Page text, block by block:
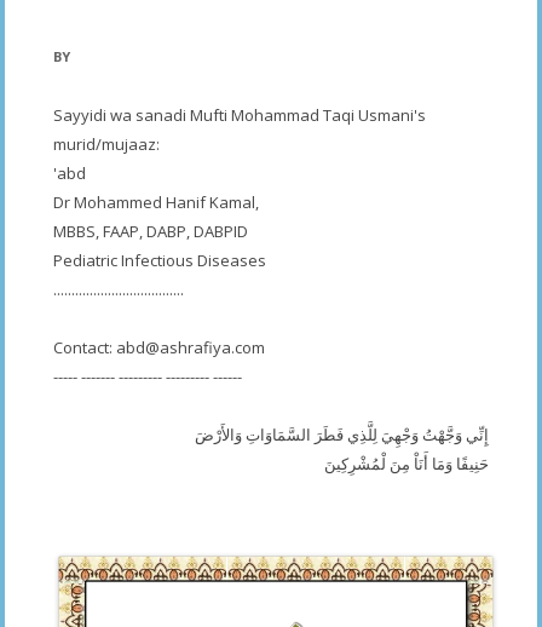
BY
Sayyidi wa sanadi Mufti Mohammad Taqi Usmani's
murid/mujaaz:
'abd
Dr Mohammed Hanif Kamal,
MBBS, FAAP, DABP, DABPID
Pediatric Infectious Diseases
....................................
Contact: abd@ashrafiya.com
----- ------- --------- --------- ------
إِنِّي وَجَّهْتُ وَجْهِيَ لِلَّذِي فَطَرَ السَّمَاوَاتِ وَالأَرْضَ
حَنِيفًا وَمَا أَنَاْ مِنَ لْمُشْرِكِينَ